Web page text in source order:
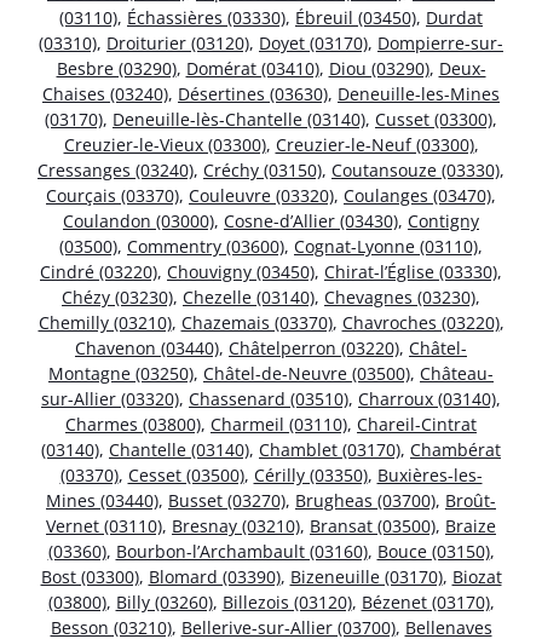
(03110), Échassières (03330), Ébreuil (03450), Durdat
(03310), Droiturier (03120), Doyet (03170), Dompierre-sur-
Besbre (03290), Domérat (03410), Diou (03290), Deux-
Chaises (03240), Désertines (03630), Deneuille-les-Mines
(03170), Deneuille-lès-Chantelle (03140), Cusset (03300),
Creuzier-le-Vieux (03300), Creuzier-le-Neuf (03300),
Cressanges (03240), Créchy (03150), Coutansouze (03330),
Courçais (03370), Couleuvre (03320), Coulanges (03470),
Coulandon (03000), Cosne-d’Allier (03430), Contigny
(03500), Commentry (03600), Cognat-Lyonne (03110),
Cindré (03220), Chouvigny (03450), Chirat-l’Église (03330),
Chézy (03230), Chezelle (03140), Chevagnes (03230),
Chemilly (03210), Chazemais (03370), Chavroches (03220),
Chavenon (03440), Châtelperron (03220), Châtel-
Montagne (03250), Châtel-de-Neuvre (03500), Château-
sur-Allier (03320), Chassenard (03510), Charroux (03140),
Charmes (03800), Charmeil (03110), Chareil-Cintrat
(03140), Chantelle (03140), Chamblet (03170), Chambérat
(03370), Cesset (03500), Cérilly (03350), Buxières-les-
Mines (03440), Busset (03270), Brugheas (03700), Broût-
Vernet (03110), Bresnay (03210), Bransat (03500), Braize
(03360), Bourbon-l’Archambault (03160), Bouce (03150),
Bost (03300), Blomard (03390), Bizeneuille (03170), Biozat
(03800), Billy (03260), Billezois (03120), Bézenet (03170),
Besson (03210), Bellerive-sur-Allier (03700), Bellenaves